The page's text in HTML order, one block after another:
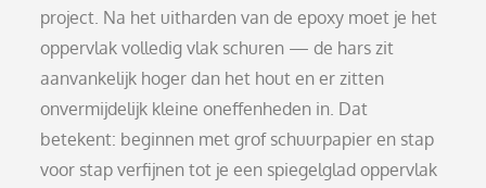
project. Na het uitharden van de epoxy moet je het
oppervlak volledig vlak schuren — de hars zit
aanvankelijk hoger dan het hout en er zitten
onvermijdelijk kleine oneffenheden in. Dat
betekent: beginnen met grof schuurpapier en stap
voor stap verfijnen tot je een spiegelglad oppervlak